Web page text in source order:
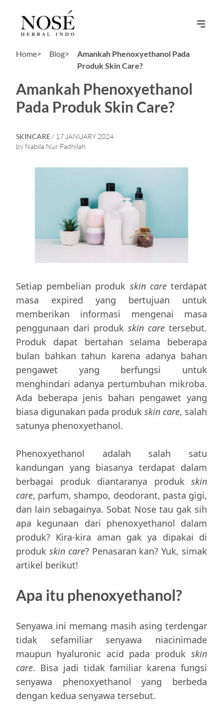
Home> Blog>
Amankah Phenoxyethanol Pada
Produk Skin Care?
Amankah Phenoxyethanol
Pada Produk Skin Care?
SKINCARE / 17 JANUARY 2024
by Nabila Nur Fadhilah
Setiap pembelian produk skin careterdapat
masa expired yang bertujuan untuk
memberikan informasi mengenai masa
penggunaan dari produk skin care tersebut.
Produk dapat bertahan selama beberapa
bulan bahkan tahun karena adanya bahan
pengawet yang berfungsi untuk
menghindari adanya pertumbuhan mikroba.
Ada beberapa jenis bahan pengawet yang
biasa digunakan pada produk skin care, salah
satunya phenoxyethanol.
Phenoxyethanol adalah salah satu
kandungan yang biasanya terdapat dalam
berbagai produk diantaranya produk skin
care, parfum, shampo, deodorant, pasta gigi,
dan lain sebagainya. Sobat Nose tau gak sih
apa kegunaan dari phenoxyethanol dalam
produk? Kira-kira aman gak ya dipakai di
produk skin care? Penasaran kan? Yuk, simak
artikel berikut!
Apa itu phenoxyethanol?
Senyawa ini memang masih asing terdengar
tidak sefamiliar senyawa niacinimade
maupun hyaluronic acid pada produk skin
care. Bisa jadi tidak familiar karena fungsi
senyawa phenoxyethanol yang berbeda
dengan kedua senyawa tersebut.